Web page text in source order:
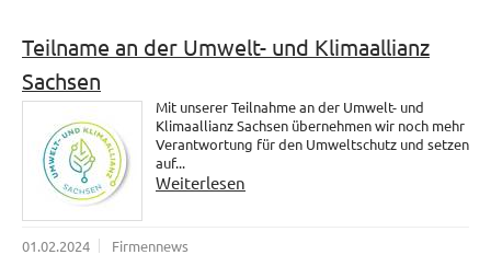
Teilname an der Umwelt- und Klimaallianz
Sachsen
Mit unserer Teilnahme an der Umwelt- und
Klimaallianz Sachsen übernehmen wir noch mehr
Verantwortung für den Umweltschutz und setzen
auf...
Weiterlesen
01.02.2024 Firmennews